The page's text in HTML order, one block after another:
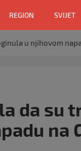
REGION SVIJET
u njihovom
da su
na